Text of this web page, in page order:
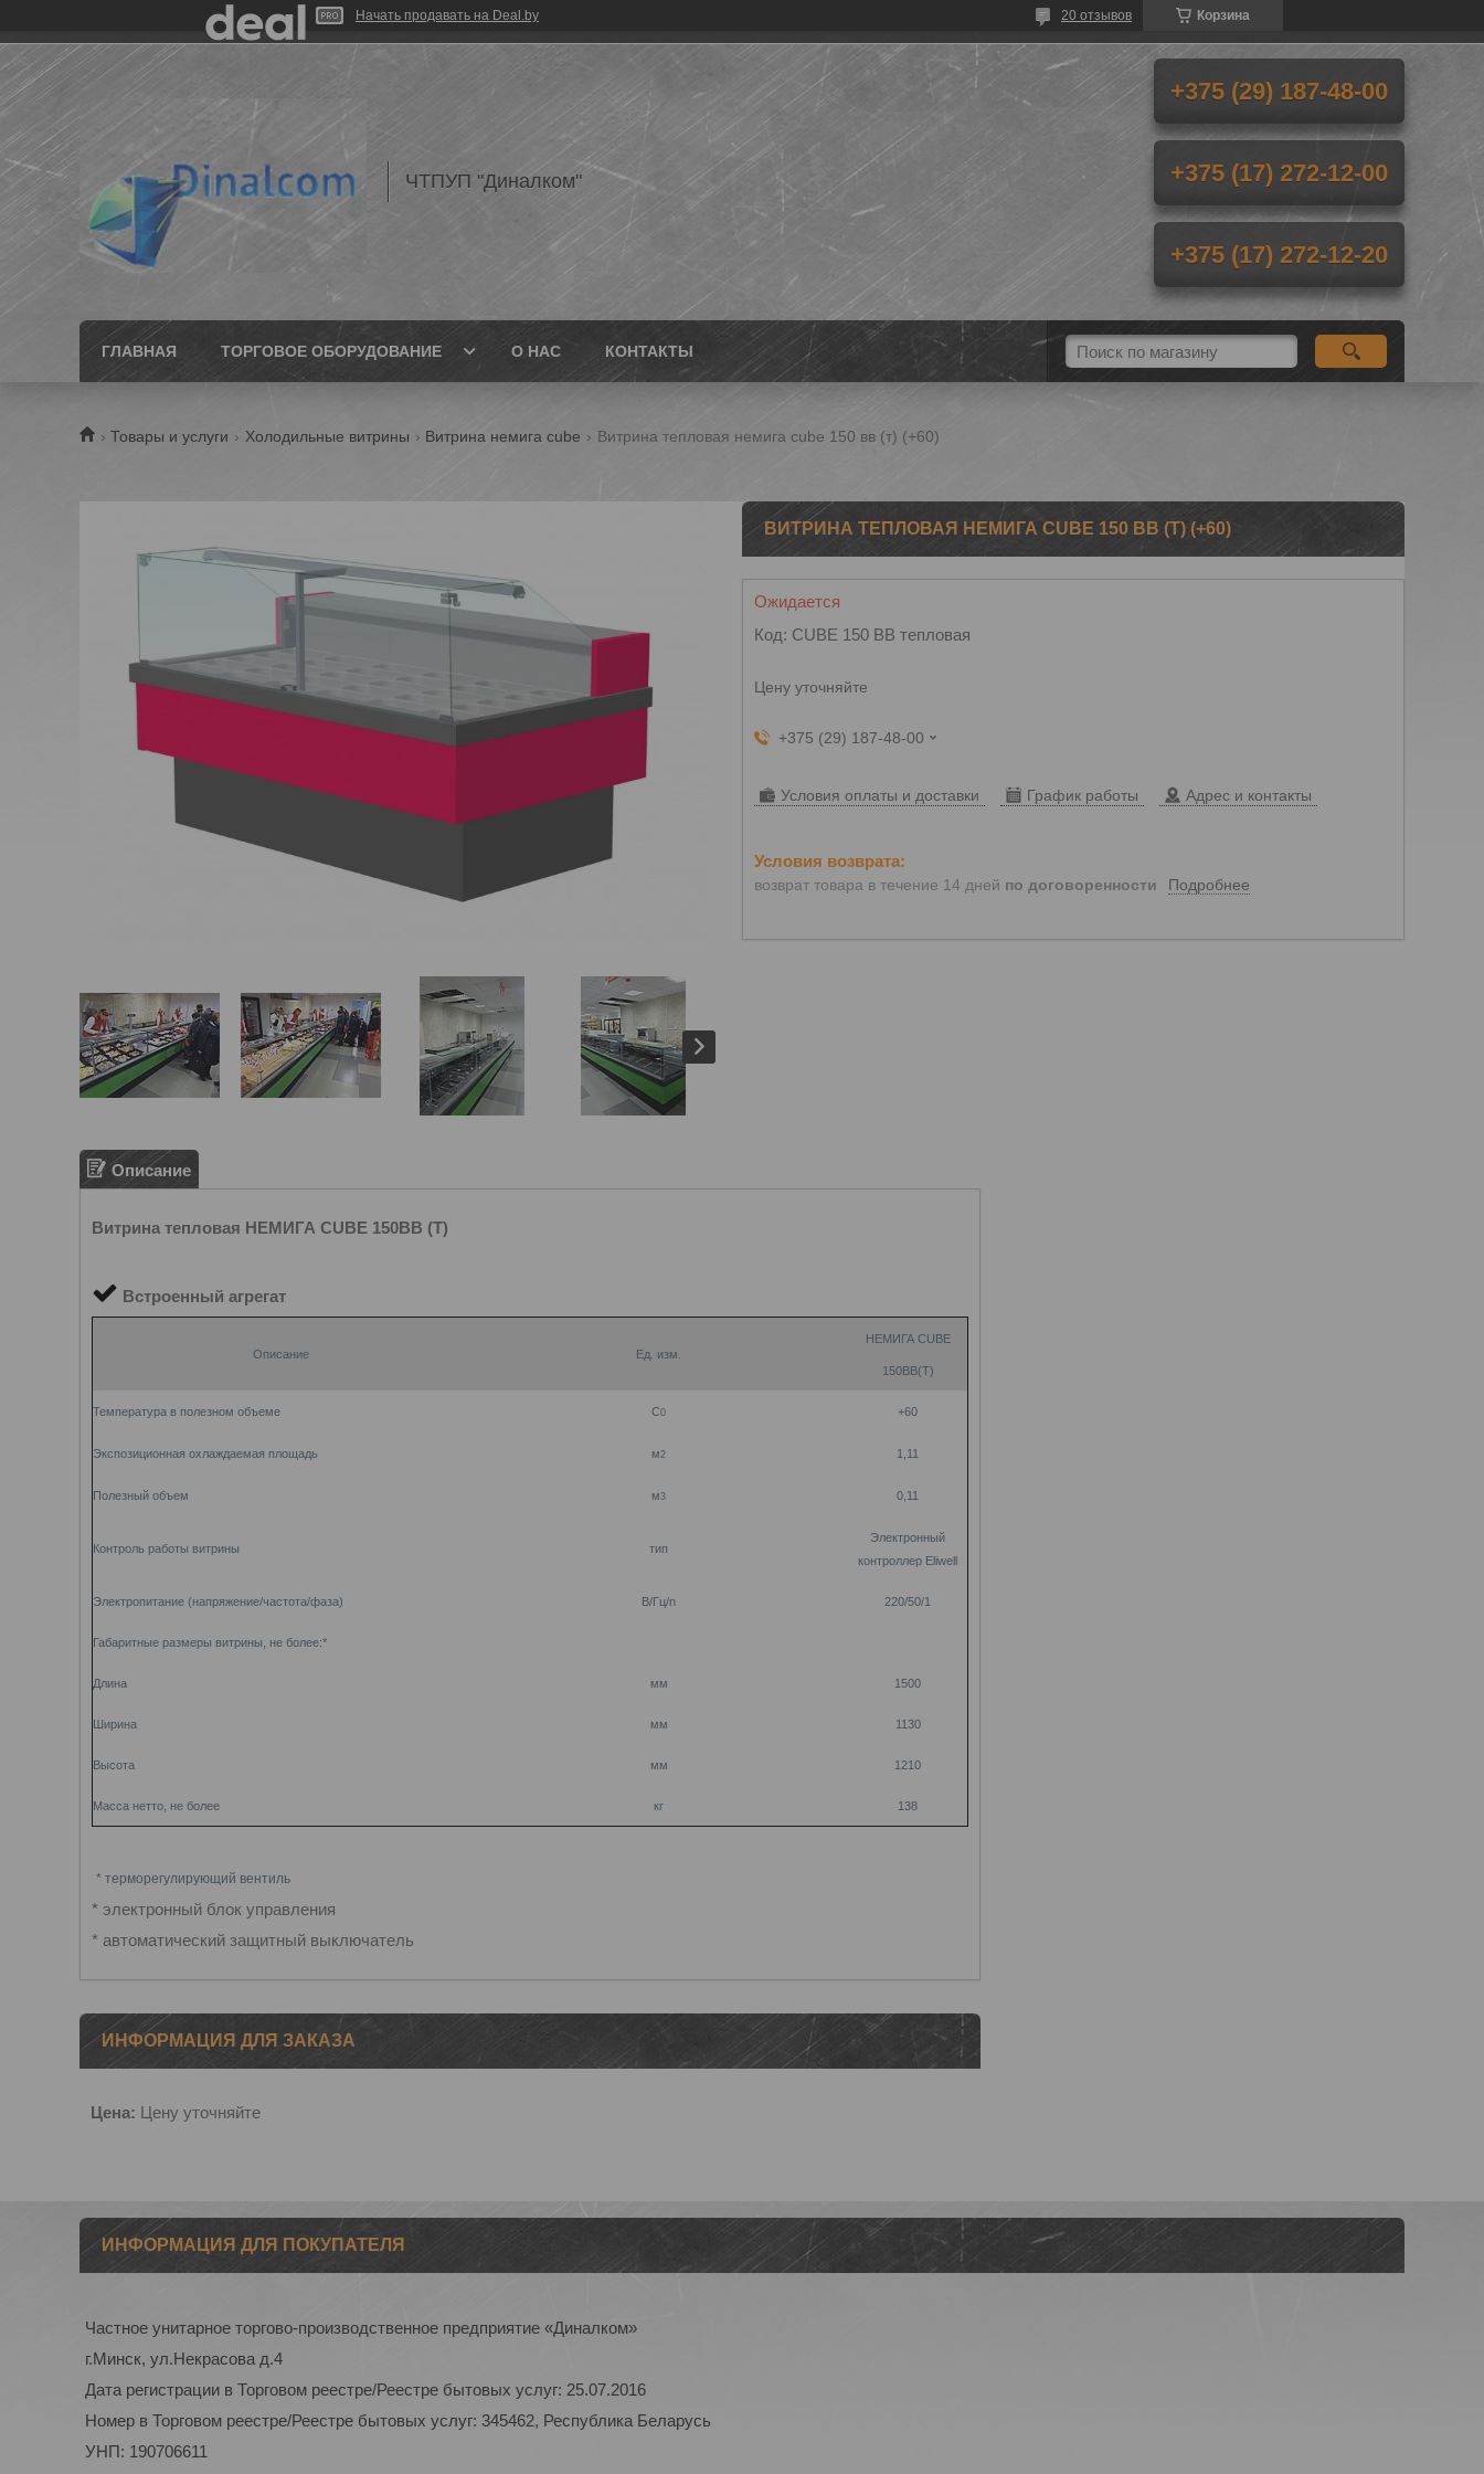
Начать продавать на Deal.by Корзина
20 отзывов
ЧТПУП "Диналком"
+375 (29) 187-48-00
+375 (17) 272-12-00
+375 (17) 272-12-20
ГЛАВНАЯ ТОРГОВОЕ ОБОРУДОВАНИЕ О НАС КОНТАКТЫ
Товары и услуги Холодильные витрины Витрина немига cube Витрина тепловая немига cube 150 вв (т) (+60)
ВИТРИНА ТЕПЛОВАЯ НЕМИГА CUBE 150 ВВ (Т) (+60)
Ожидается
Код: CUBE 150 ВВ тепловая
Цену уточняйте
+375 (29) 187-48-00
Условия оплаты и доставки График работы Адрес и контакты
возврат товара в течение 14 дней по договоренности Подробнее
Описание
Витрина тепловая НЕМИГА CUBE 150ВВ (Т)
Встроенный агрегат
Описание Ед. изм.
НЕМИГА CUBE
150ВВ(Т)
Температура в полезном объеме С0 +60
Экспозиционная охлаждаемая площадь м2 1,11
Полезный объем м3 0,11
Контроль работы витрины тип
Электронный
контроллер Eliwell
Электропитание (напряжение/частота/фаза) В/Гц/n 220/50/1
Габаритные размеры витрины, не более:*
Длина мм 1500
Ширина мм 1130
Высота мм 1210
Масса нетто, не более кг 138
* терморегулирующий вентиль
* электронный блок управления
* автоматический защитный выключатель
ИНФОРМАЦИЯ ДЛЯ ЗАКАЗА
Цена: Цену уточняйте
ИНФОРМАЦИЯ ДЛЯ ПОКУПАТЕЛЯ
Частное унитарное торгово-производственное предприятие «Диналком»
г.Минск, ул.Некрасова д.4
Дата регистрации в Торговом реестре/Реестре бытовых услуг: 25.07.2016
Номер в Торговом реестре/Реестре бытовых услуг: 345462, Республика Беларусь
УНП: 190706611